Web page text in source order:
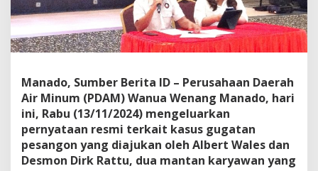
k
,
P
D
W
a
n
u
a
W
e
Manado, Sumber Berita ID – Perusahaan Daerah
Air Minum (PDAM) Wanua Wenang Manado, hari
ini, Rabu (13/11/2024) mengeluarkan
pernyataan resmi terkait kasus gugatan
pesangon yang diajukan oleh Albert Wales dan
Desmon Dirk Rattu, dua mantan karyawan yang